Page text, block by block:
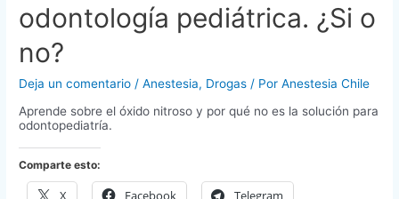
odontología pediátrica. ¿Si o
no?
Deja un comentario /Anestesia, Drogas / PorAnestesia Chile
Aprende sobre el óxido nitroso y por qué no es la solución para
odontopediatría.
Comparte esto:
X Facebook Telegram